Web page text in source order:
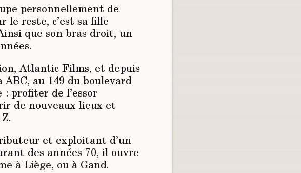
personnellement de
le reste, c’est sa fille
que son bras droit, un
Atlantic Films, et depuis
ABC, au 149 du boulevard
: profiter de l’essor
de nouveaux lieux et
et exploitant d’un
des années 70, il ouvre
à Liège, ou à Gand.